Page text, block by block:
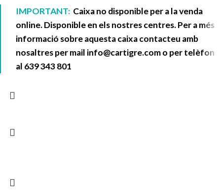
IMPORTANT: Caixa no disponible per a la venda
online. Disponible en els nostres centres. Per a més
informació sobre aquesta caixa contacteu amb
nosaltres per mail info@cartigre.como per telèfon
al 639 343 801